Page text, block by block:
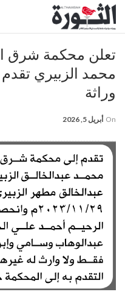
تعلن محكمة شرق
محمد الزبيري تقدم
وراثة
On أبريل 5, 2026